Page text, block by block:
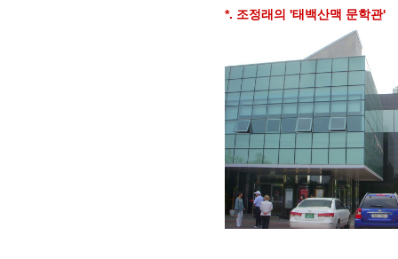
*. 조정래의 '태백산맥 문학관'